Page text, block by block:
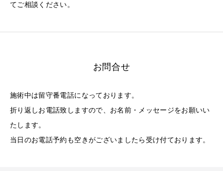
てご相談ください。
お問合せ
施術中は留守番電話になっております。
折り返しお電話致しますので、お名前・メッセージをお願いい
たします。
当日のお電話予約も空きがございましたら受け付ております。